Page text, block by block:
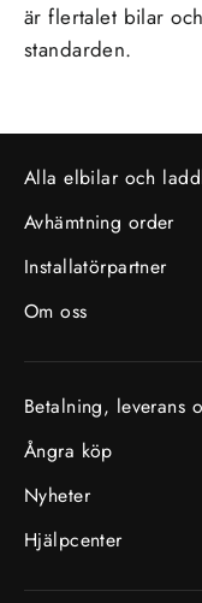
är flertalet bilar
standarden.
Alla elbilar och
Avhämtning order
Installatörpartner
Om oss
Betalning, leverans
Ångra köp
Nyheter
Hjälpcenter